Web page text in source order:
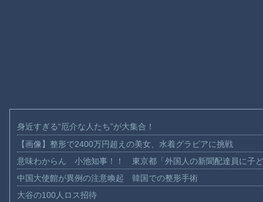
身近すぎる“厄介な人たち”が大集合！
【画像】整形で2400万円超えの美女、水着グラビアに挑戦
意味わからん 小池知事！！ 東京都「外国人の新聞配達員に子
中国大使館が異例の注意喚起 韓国での整形手術
大谷の100人ロス招待